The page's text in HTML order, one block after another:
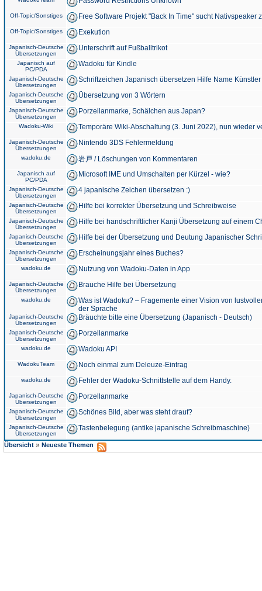
Off-Topic/Sonstiges Free Software Projekt "Back In Time" sucht Nativspeaker
Off-Topic/Sonstiges Exekution
Japanisch-Deutsche
Übersetzungen
Unterschrift auf Fußballtrikot
Japanisch auf
PC/PDA
Wadoku für Kindle
Japanisch-Deutsche
Übersetzungen
Schriftzeichen Japanisch übersetzen Hilfe Name
Japanisch-Deutsche
Übersetzungen
Übersetzung von 3 Wörtern
Japanisch-Deutsche
Übersetzungen
Porzellanmarke, Schälchen aus Japan?
Wadoku-Wiki Temporäre Wiki-Abschaltung (3. Juni 2022), nun wieder
Japanisch-Deutsche
Übersetzungen
Nintendo 3DS Fehlermeldung
wadoku.de 岩戸 / Löschungen von Kommentaren
Japanisch auf
PC/PDA
Microsoft IME und Umschalten per Kürzel - wie?
Japanisch-Deutsche
Übersetzungen
4 japanische Zeichen übersetzen :)
Japanisch-Deutsche
Übersetzungen
Hilfe bei korrekter Übersetzung und Schreibweise
Japanisch-Deutsche
Übersetzungen
Hilfe bei handschriftlicher Kanji Übersetzung auf einem
Japanisch-Deutsche
Übersetzungen
Hilfe bei der Übersetzung und Deutung Japanischer
Japanisch-Deutsche
Übersetzungen
Erscheinungsjahr eines Buches?
wadoku.de Nutzung von Wadoku-Daten in App
Japanisch-Deutsche
Übersetzungen
Brauche Hilfe bei Übersetzung
wadoku.de
Was ist Wadoku? – Fragemente einer Vision von
der Sprache
Japanisch-Deutsche
Übersetzungen
Bräuchte bitte eine Übersetzung (Japanisch - Deutsch)
Japanisch-Deutsche
Übersetzungen
Porzellanmarke
wadoku.de Wadoku API
WadokuTeam Noch einmal zum Deleuze-Eintrag
wadoku.de Fehler der Wadoku-Schnittstelle auf dem Handy.
Japanisch-Deutsche
Übersetzungen
Porzellanmarke
Japanisch-Deutsche
Übersetzungen
Schönes Bild, aber was steht drauf?
Japanisch-Deutsche
Übersetzungen
Tastenbelegung (antike japanische Schreibmaschine)
Übersicht » Neueste Themen